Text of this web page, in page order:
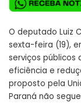
O deputado Luiz
sexta-feira (19),
serviços públicos
eficiência e
proposto pela
Paraná não